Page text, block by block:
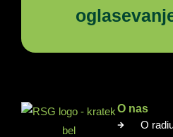
O nas
O